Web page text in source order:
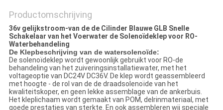
Productomschrijving
36v gelijkstroom-van de de Cilinder Blauwe GLB Snelle
Schakelaar van het Voerwater de Solenoïdeklep voor RO-
Waterbehandeling
De Klepbeschrijving van de watersolenoïde:
De solenoïdeklep wordt gewoonlijk gebruikt voor RO-de
behandeling van het zuiveringsinstallatiewater, met het
voltageoptie van DC24V DC36V. De klep wordt geassembleerd
met hoogte - de rol van de de draadsolenoïde van het
kwaliteitskoper, en geen lekke assemblage van de ankerbuis.
Het kleplichaam wordt gemaakt van POM, delrinmateriaal, met
goede prestaties van sterkte. En ook assembleren wij speciale